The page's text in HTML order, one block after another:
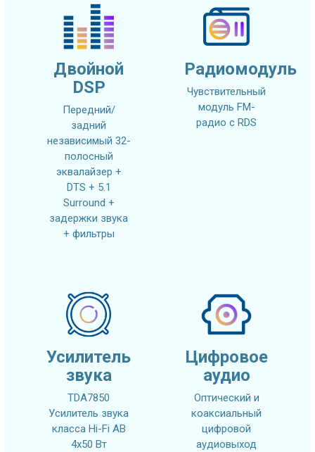
Двойной
DSP
Передний/
задний
независимый 32-
полосный
эквалайзер +
DTS + 5.1
Surround +
задержки звука
+ фильтры
Радиомодуль
Чувствительный
модуль FM-
радио с RDS
Усилитель
звука
TDA7850
Усилитель звука
класса Hi-Fi AB
4x50 Вт
Цифровое
аудио
Оптический и
коаксиальный
цифровой
аудиовыход